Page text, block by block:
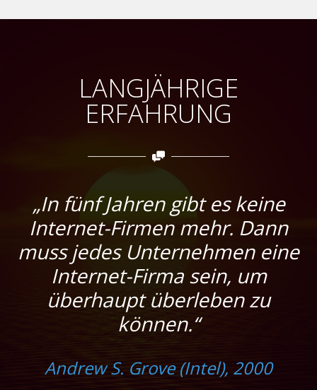
LANGJÄHRIGE
ERFAHRUNG
„In fünf Jahren gibt es keine
Internet-Firmen mehr. Dann
muss jedes Unternehmen eine
Internet-Firma sein, um
überhaupt überleben zu
können.“
Andrew S. Grove (Intel), 2000